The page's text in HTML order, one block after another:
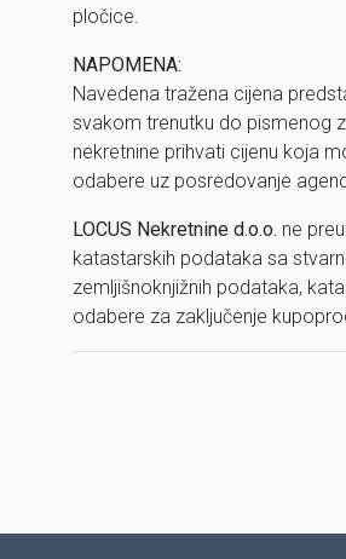
pločice.
NAPOMENA:
Navedena tražena cijena
svakom trenutku do pismenog
nekretnine prihvati cijenu koja
odabere uz posredovanje
LOCUS Nekretnine d.o.o. ne
katastarskih podataka sa
zemljišnoknjižnih podataka,
odabere za zaključenje